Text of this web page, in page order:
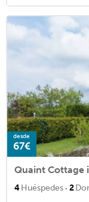
desde
67€
Quaint Cottage
4Huéspedes · 2